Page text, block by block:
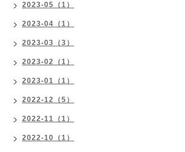
2023-05（1）
2023-04（1）
2023-03（3）
2023-02（1）
2023-01（1）
2022-12（5）
2022-11（1）
2022-10（1）